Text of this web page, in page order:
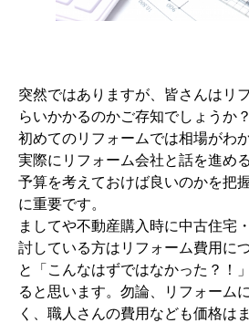
突然ではありますが、皆さんはリ
らいかかるのかご存知でしょうか？
初めてのリフォームでは相場がわ
実際にリフォーム会社と話を進め
予算を考えておけば良いのかを把
に重要です。
ましてや不動産購入時に中古住宅
討している方はリフォーム費用に
と「こんなはずではなかった？！
ると思います。勿論、リフォーム
く、職人さんの費用なども価格は